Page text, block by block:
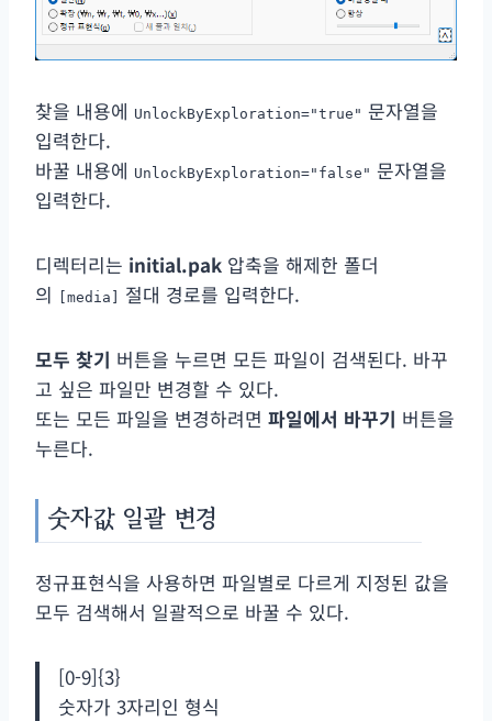
찾을 내용에 UnlockByExploration="true" 문자열을
입력한다.
바꿀 내용에 UnlockByExploration="false" 문자열을
입력한다.
디렉터리는 initial.pak 압축을 해제한 폴더
의
[media] 절대 경로를 입력한다.
모두 찾기 버튼을 누르면 모든 파일이 검색된다. 바꾸
고 싶은 파일만 변경할 수 있다.
또는 모든 파일을 변경하려면 파일에서 바꾸기 버튼을
누른다.
숫자값 일괄 변경
정규표현식을 사용하면 파일별로 다르게 지정된 값을
모두 검색해서 일괄적으로 바꿀 수 있다.
[0-9]{3}
숫자가 3자리인 형식